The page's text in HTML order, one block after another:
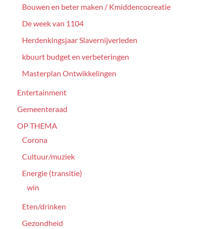
Bouwen en beter maken / Kmiddencocreatie
De week van 1104
Herdenkingsjaar Slavernijverleden
kbuurt budget en verbeteringen
Masterplan Ontwikkelingen
Entertainment
Gemeenteraad
OP THEMA
Corona
Cultuur/muziek
Energie (transitie)
win
Eten/drinken
Gezondheid